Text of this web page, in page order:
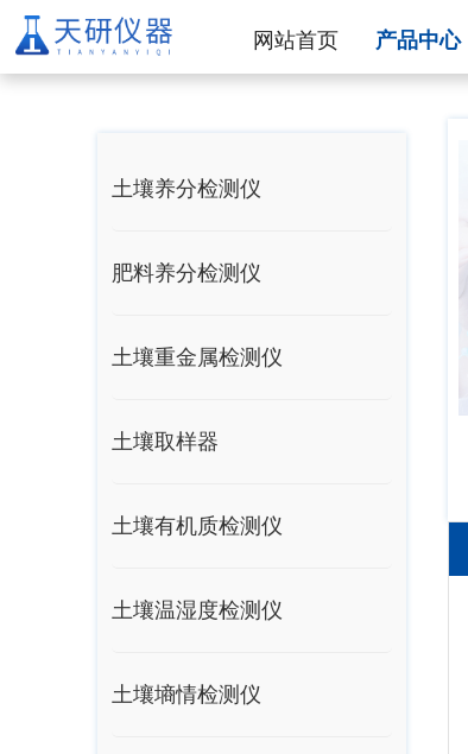
网站首页 产品中心
土壤养分检测仪
肥料养分检测仪
土壤重金属检测仪
土壤取样器
土壤有机质检测仪
土壤温湿度检测仪
土壤墒情检测仪